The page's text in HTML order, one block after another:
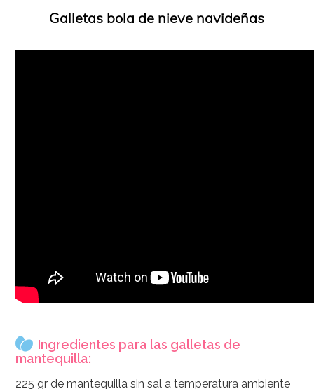
Galletas bola de nieve navideñas
Ingredientes para las galletas de
mantequilla:
225 gr de mantequilla sin sal a temperatura ambiente